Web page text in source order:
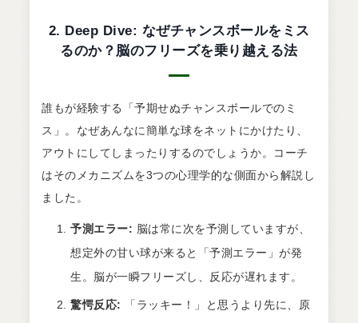
2. Deep Dive: なぜチャンスボールをミス
るのか？脳のフリーズを乗り越える法
誰もが経験する「予期せぬチャンスボールでのミ
ス」。なぜあんなに簡単な球をネットにかけたり、
アウトにしてしまったりするのでしょうか。コーチ
はそのメカニズムを3つの心理学的な側面から解説し
ました。
予測エラー: 脳は常に次を予測していますが、
想定外の甘い球が来ると「予測エラー」が発
生。脳が一瞬フリーズし、反応が遅れます。
驚愕反応:
「ラッキー！」と思うより先に、原